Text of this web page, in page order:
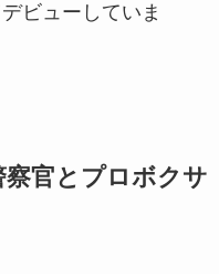
ビューしていま
官とプロボクサ